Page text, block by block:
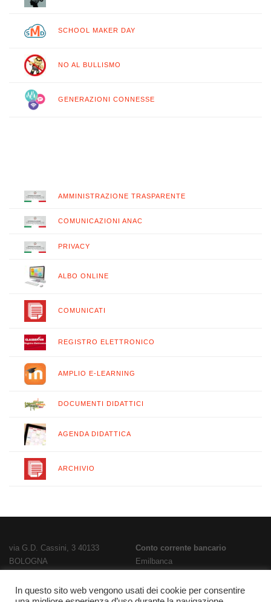
SCHOOL MAKER DAY
NO AL BULLISMO
GENERAZIONI CONNESSE
AMMINISTRAZIONE TRASPARENTE
COMUNICAZIONI ANAC
PRIVACY
ALBO ONLINE
COMUNICATI
REGISTRO ELETTRONICO
AMPLIO E-LEARNING
DOCUMENTI DIDATTICI
AGENDA DIDATTICA
ARCHIVIO
via G.D. Cassini, 3 40133
BOLOGNA
E-Mail:bois02300g@istruzione.it
Conto corrente bancario
Emilbanca
IT28T0707236670000000186800
In questo sito web vengono usati dei cookie per consentire